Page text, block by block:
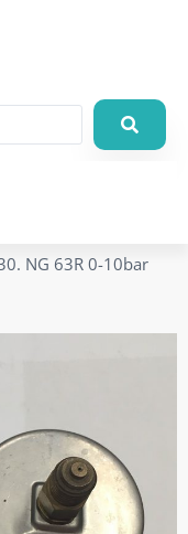
NG 63R 0-10bar